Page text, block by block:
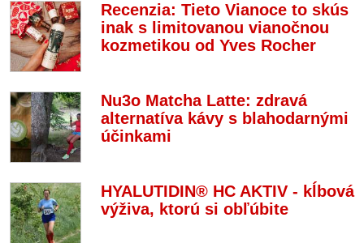
Recenzia: Tieto Vianoce to skús
inak s limitovanou vianočnou
kozmetikou od Yves Rocher
Nu3o Matcha Latte: zdravá
alternatíva kávy s blahodarnými
účinkami
HYALUTIDIN® HC AKTIV - kĺbová
výživa, ktorú si obľúbite